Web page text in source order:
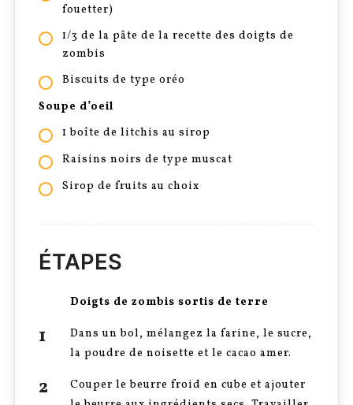
fouetter)
1/3 de la pâte de la recette des doigts de
zombis
Biscuits de type oréo
Soupe d’oeil
1 boîte de litchis au sirop
Raisins noirs de type muscat
Sirop de fruits au choix
ÉTAPES
Doigts de zombis sortis de terre
Dans un bol, mélangez la farine, le sucre,
la poudre de noisette et le cacao amer.
Couper le beurre froid en cube et ajouter